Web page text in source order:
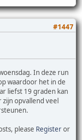
#1447
In deze run
waardoor het in de
liefst 19 graden kan
opvallend veel
please Registeror